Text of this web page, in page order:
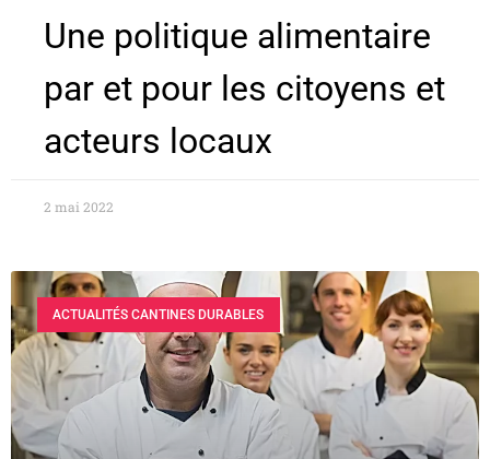
Une politique alimentaire
par et pour les citoyens et
acteurs locaux
2 mai 2022
ACTUALITÉS CANTINES DURABLES